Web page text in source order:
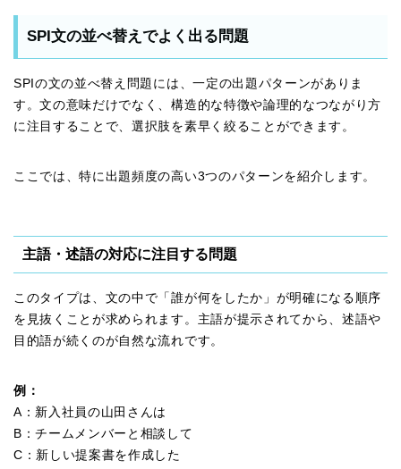
SPI文の並べ替えでよく出る問題
SPIの文の並べ替え問題には、一定の出題パターンがありま
す。文の意味だけでなく、構造的な特徴や論理的なつながり方
に注目することで、選択肢を素早く絞ることができます。
ここでは、特に出題頻度の高い3つのパターンを紹介します。
主語・述語の対応に注目する問題
このタイプは、文の中で「誰が何をしたか」が明確になる順序
を見抜くことが求められます。主語が提示されてから、述語や
目的語が続くのが自然な流れです。
例：
A：新入社員の山田さんは
B：チームメンバーと相談して
C：新しい提案書を作成した